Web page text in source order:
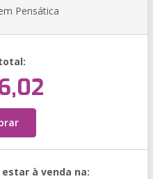
Pensática
à venda na: